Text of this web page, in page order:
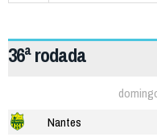
36ª rodada
Nantes